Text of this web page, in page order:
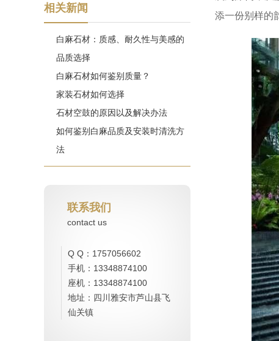
相关新闻
白麻石材：质感、耐久性与美感的
品质选择
白麻石材如何鉴别质量？
家装石材如何选择
石材空鼓的原因以及解决办法
如何鉴别白麻品质及安装时清洗方
法
联系我们
contact us
Q Q：1757056602
手机：13348874100
座机：13348874100
地址：四川雅安市芦山县飞
仙关镇
添一份别样的